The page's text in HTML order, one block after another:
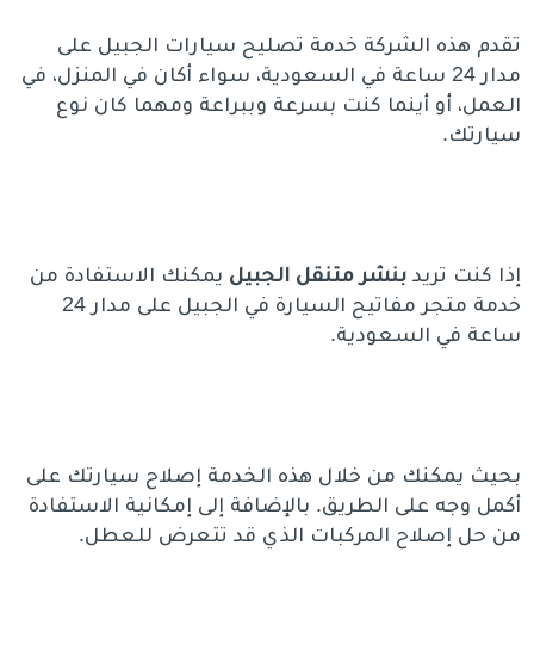
تقدم هذه الشركة خدمة تصليح سيارات الجبيل على
مدار 24 ساعة في السعودية، سواء أكان في المنزل، في
العمل، أو أينما كنت بسرعة وببراعة ومهما كان نوع
سيارتك.
إذا كنت تريدبنشر متنقل الجبيل يمكنك الاستفادة من
خدمة متجر مفاتيح السيارة في الجبيل على مدار 24
ساعة في السعودية.
بحيث يمكنك من خلال هذه الخدمة إصلاح سيارتك على
أكمل وجه على الطريق. بالإضافة إلى إمكانية الاستفادة
من حل إصلاح المركبات الذي قد تتعرض للعطل.